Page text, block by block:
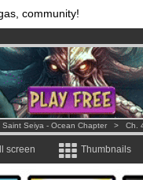
community!
per month !Get membership
comics & mangas!.
Saint Seiya - Ocean Chapter > Ch.
screen Thumbnails